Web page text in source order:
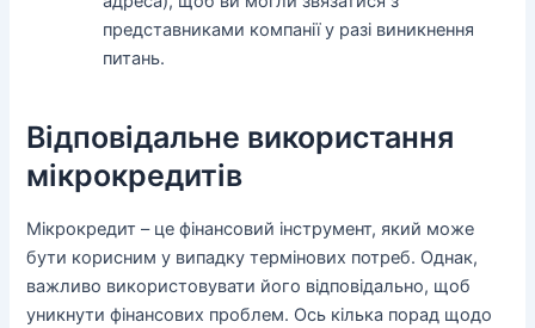
представниками компанії у разі виникнення
питань.
Відповідальне використання
мікрокредитів
Мікрокредит – це фінансовий інструмент, який може
бути корисним у випадку термінових потреб. Однак,
важливо використовувати його відповідально, щоб
уникнути фінансових проблем. Ось кілька порад щодо